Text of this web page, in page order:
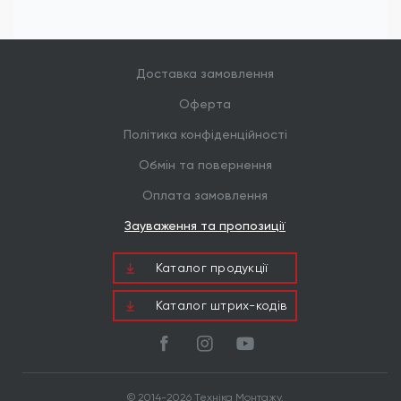
Доставка замовлення
Оферта
Політика конфіденційності
Обмін та повернення
Оплата замовлення
Зауваження та пропозиції
Каталог продукцiї
Каталог штрих-кодів
© 2014-2026 Техніка Монтажу.